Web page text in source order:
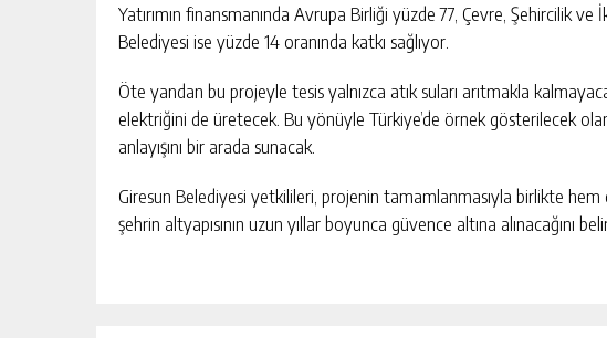
Yatırımın finansmanında Avrupa Birliği yüzde 77, Çevre, Şehircilik ve
Belediyesi ise yüzde 14 oranında katkı sağlıyor.
Öte yandan bu projeyle tesis yalnızca atık suları arıtmakla
elektriğini de üretecek. Bu yönüyle Türkiye’de örnek gösterilecek
anlayışını bir arada sunacak.
Giresun Belediyesi yetkilileri, projenin tamamlanmasıyla birlikte
şehrin altyapısının uzun yıllar boyunca güvence altına alınacağını